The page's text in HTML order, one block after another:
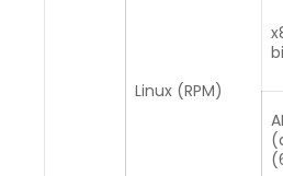
Linux (RPM)